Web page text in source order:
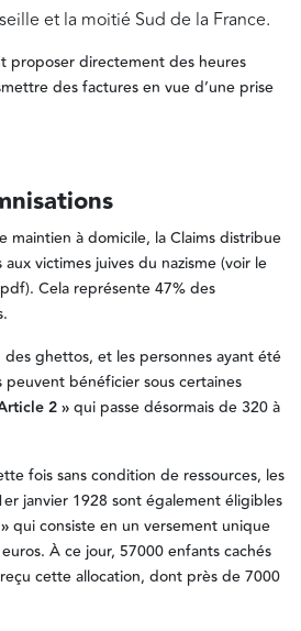
et la moitié Sud de la France.
proposer directement des heures
des factures en vue d’une prise
maintien à domicile, la Claims distribue
victimes juives du nazisme (voir le
Cela représente 47% des
des ghettos, et les personnes ayant été
peuvent bénéficier sous certaines
2 »qui passe désormais de 320 à
fois sans condition de ressources, les
janvier 1928 sont également éligibles
qui consiste en un versement unique
À ce jour, 57000 enfants cachés
cette allocation, dont près de 7000